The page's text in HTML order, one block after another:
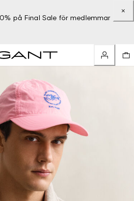
på Final Sale för medlemmar